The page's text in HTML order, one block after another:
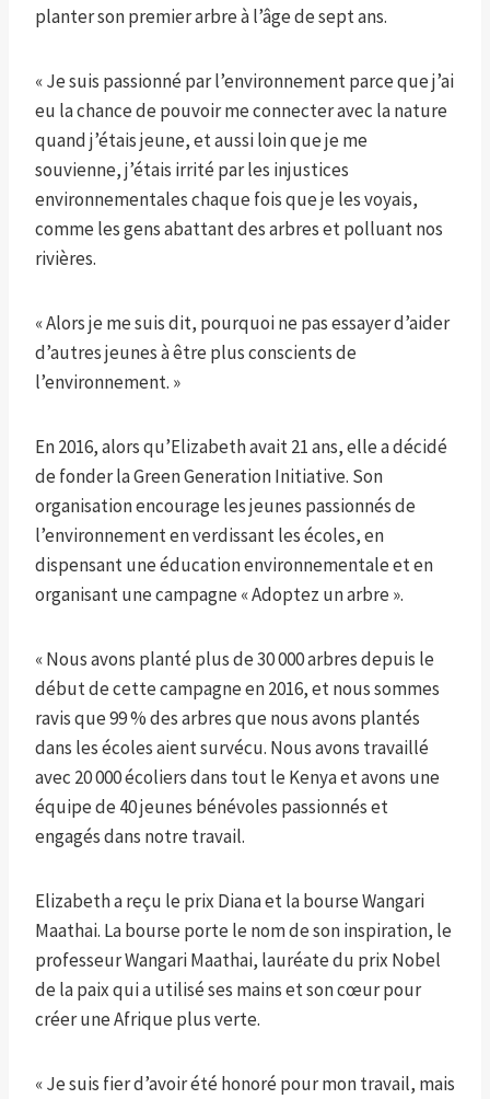
planter son premier arbre à l’âge de sept ans.
« Je suis passionné par l’environnement parce que j’ai
eu la chance de pouvoir me connecter avec la nature
quand j’étais jeune, et aussi loin que je me
souvienne, j’étais irrité par les injustices
environnementales chaque fois que je les voyais,
comme les gens abattant des arbres et polluant nos
rivières.
« Alors je me suis dit, pourquoi ne pas essayer d’aider
d’autres jeunes à être plus conscients de
l’environnement. »
En 2016, alors qu’Elizabeth avait 21 ans, elle a décidé
de fonder la Green Generation Initiative. Son
organisation encourage les jeunes passionnés de
l’environnement en verdissant les écoles, en
dispensant une éducation environnementale et en
organisant une campagne « Adoptez un arbre ».
« Nous avons planté plus de 30 000 arbres depuis le
début de cette campagne en 2016, et nous sommes
ravis que 99 % des arbres que nous avons plantés
dans les écoles aient survécu. Nous avons travaillé
avec 20 000 écoliers dans tout le Kenya et avons une
équipe de 40 jeunes bénévoles passionnés et
engagés dans notre travail.
Elizabeth a reçu le prix Diana et la bourse Wangari
Maathai. La bourse porte le nom de son inspiration, le
professeur Wangari Maathai, lauréate du prix Nobel
de la paix qui a utilisé ses mains et son cœur pour
créer une Afrique plus verte.
« Je suis fier d’avoir été honoré pour mon travail, mais